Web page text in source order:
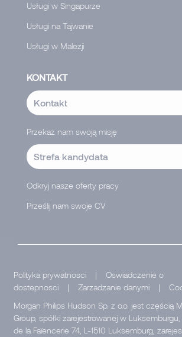
Usługi w Singapurze
Usługi na Tajwanie
Usługi w Malezji
KONTAKT
Kontakt
Przekaż nam swoją misję
Strefa kandydata
Odkryj nasze oferty pracy
Prześlij nam swoje CV
Polityka prywatnosci |
Oswiadczenie o
dostepnosci
| Zarzadzanie danymi |
Morgan Philips Hudson Sp. z o.o. jest częścią
Group, spółki zarejestrowanej w
de la Faïencerie 74, L-1510 Luksemburg,